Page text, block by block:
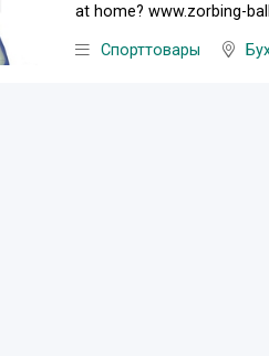
at home? www.zorbing-
Спорттовары